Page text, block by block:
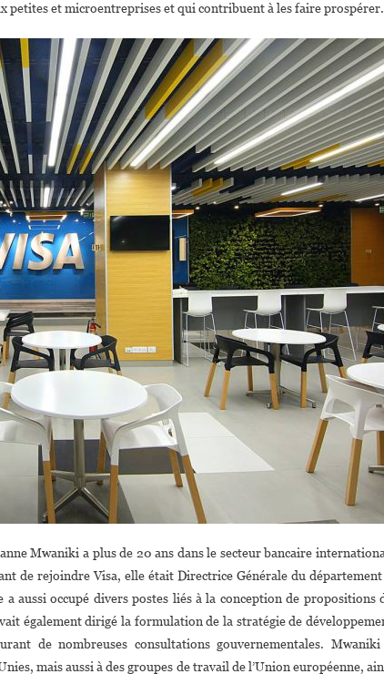
petites et microentreprises et qui contribuent à les faire prospérer.
Mwaniki a plus de 20 ans dans le secteur bancaire
de rejoindre Visa, elle était Directrice Générale du département
aussi occupé divers postes liés à la conception de propositions
également dirigé la formulation de la stratégie de
de nombreuses consultations gouvernementales. Mwaniki
mais aussi à des groupes de travail de l’Union européenne,